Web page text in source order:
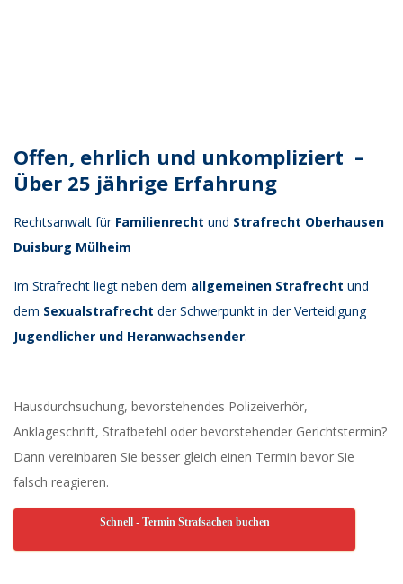
Offen, ehrlich und unkompliziert –
Über 25 jährige Erfahrung
Rechtsanwalt für Familienrecht und Strafrecht Oberhausen
Duisburg Mülheim
Im Strafrecht liegt neben dem allgemeinen Strafrecht und
dem Sexualstrafrecht der Schwerpunkt in der Verteidigung
Jugendlicher und Heranwachsender.
Hausdurchsuchung, bevorstehendes Polizeiverhör,
Anklageschrift, Strafbefehl oder bevorstehender Gerichtstermin?
Dann vereinbaren Sie besser gleich einen Termin bevor Sie
falsch reagieren.
Schnell - Termin Strafsachen buchen